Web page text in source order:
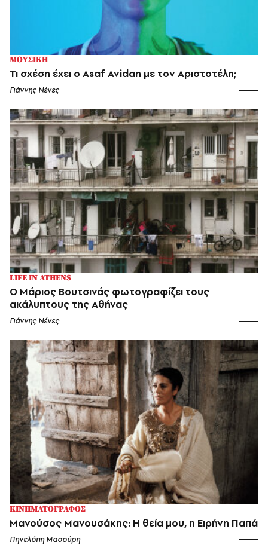
ΜΟΥΣΙΚΗ
Τι σxέση έxει ο Asaf Avidan με τον Αριστοτέλη;
Γιάννης Νένες
LIFE IN ATHENS
Ο Μάριος Βουτσινάς φωτογραφίζει τους
ακάλυπτους της Αθήνας
Γιάννης Νένες
ΚΙΝΗΜΑΤΟΓΡΑΦΟΣ
Μανούσος Μανουσάκης: Η θεία μου, η Ειρήνη Παπά
Πηνελόπη Μασούρη